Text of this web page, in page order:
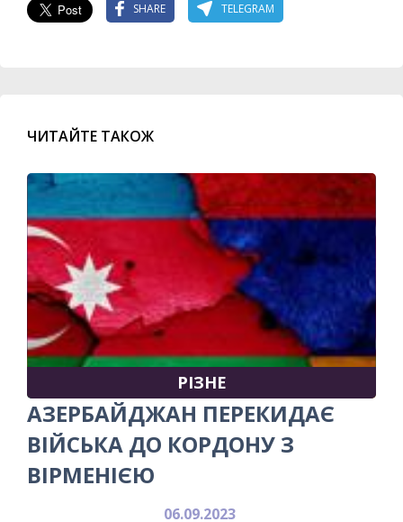
SHARE TELEGRAM
ЧИТАЙТЕ ТАКОЖ
РІЗНЕ
АЗЕРБАЙДЖАН ПЕРЕКИДАЄ
ВІЙСЬКА ДО КОРДОНУ З
ВІРМЕНІЄЮ
06.09.2023